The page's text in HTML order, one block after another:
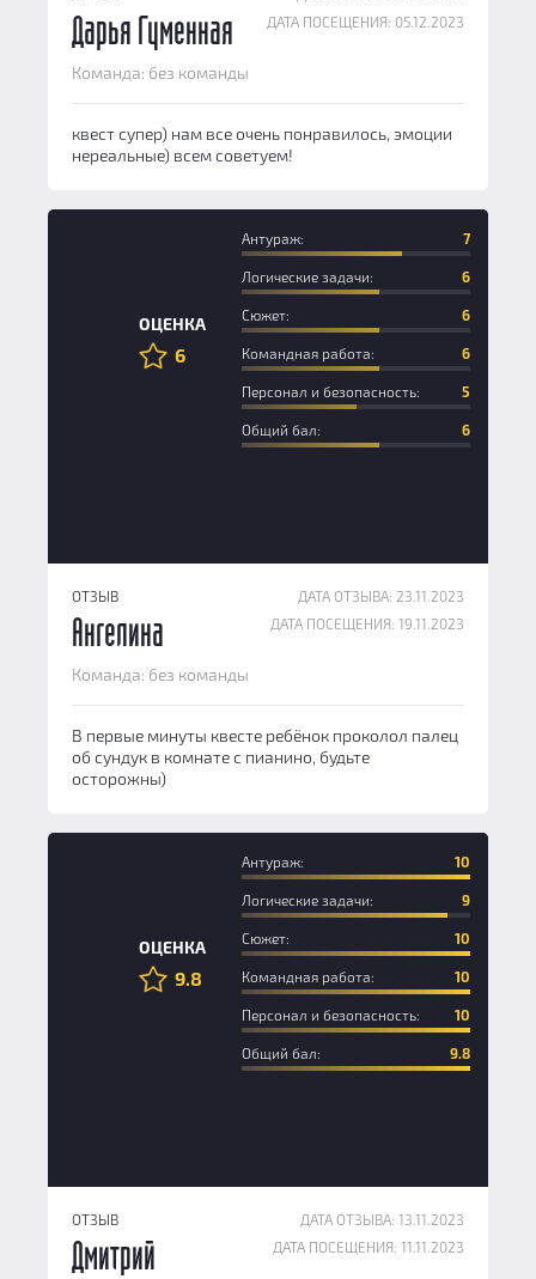
ДАТА ПОСЕЩЕНИЯ: 05.12.2023
Дарья Гуменная
Команда: без команды
квест супер) нам все очень понравилось, эмоции
нереальные) всем советуем!
ОЦЕНКА
6
Антураж: 7
Логические задачи: 6
Сюжет: 6
Командная работа: 6
Персонал и безопасность: 5
Общий бал: 6
ОТЗЫВ
ДАТА ОТЗЫВА: 23.11.2023
ДАТА ПОСЕЩЕНИЯ: 19.11.2023
Ангелина
Команда: без команды
В первые минуты квесте ребёнок проколол палец
об сундук в комнате с пианино, будьте
осторожны)
ОЦЕНКА
9.8
Антураж: 10
Логические задачи: 9
Сюжет: 10
Командная работа: 10
Персонал и безопасность: 10
Общий бал: 9.8
ОТЗЫВ
ДАТА ОТЗЫВА: 13.11.2023
ДАТА ПОСЕЩЕНИЯ: 11.11.2023
Дмитрий